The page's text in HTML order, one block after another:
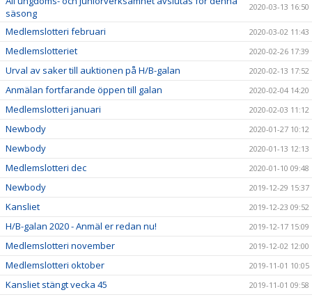
säsong
2020-03-13 16:50
Medlemslotteri februari 2020-03-02 11:43
Medlemslotteriet 2020-02-26 17:39
Urval av saker till auktionen på H/B-galan 2020-02-13 17:52
Anmälan fortfarande öppen till galan 2020-02-04 14:20
Medlemslotteri januari 2020-02-03 11:12
Newbody 2020-01-27 10:12
Newbody 2020-01-13 12:13
Medlemslotteri dec 2020-01-10 09:48
Newbody 2019-12-29 15:37
Kansliet 2019-12-23 09:52
H/B-galan 2020 - Anmäl er redan nu! 2019-12-17 15:09
Medlemslotteri november 2019-12-02 12:00
Medlemslotteri oktober 2019-11-01 10:05
Kansliet stängt vecka 45 2019-11-01 09:58